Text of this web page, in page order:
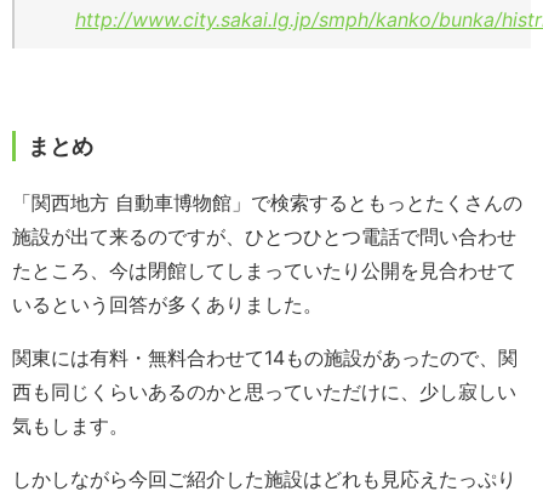
http://www.city.sakai.lg.jp/smph/kanko/bunka/
まとめ
「関西地方 自動車博物館」で検索するともっとたくさんの
施設が出て来るのですが、ひとつひとつ電話で問い合わせ
たところ、今は閉館してしまっていたり公開を見合わせて
いるという回答が多くありました。
関東には有料・無料合わせて14もの施設があったので、関
西も同じくらいあるのかと思っていただけに、少し寂しい
気もします。
しかしながら今回ご紹介した施設はどれも見応えたっぷり